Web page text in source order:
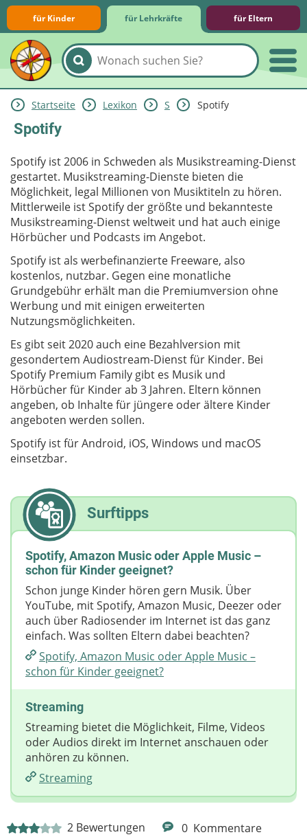
für Kinder für Lehrkräfte für Eltern
Lernmodule
Unterrichts­materialien
Internet-ABC-Schule
Praxishilfen
Aktuelles
Startseite Lexikon S Spotify
Spotify
Spotify ist 2006 in Schweden als Musikstreaming-Dienst
gestartet. Musikstreaming-Dienste bieten die
Möglichkeit, legal Millionen von Musiktiteln zu hören.
Mittlerweile ist Spotify der größte und bekannteste
Musikstreaming-Dienst weltweit und hat auch einige
Hörbücher und Podcasts im Angebot.
Spotify ist als werbefinanzierte Freeware, also
kostenlos, nutzbar. Gegen eine monatliche
Grundgebühr erhält man die Premiumversion ohne
Werbung und mit einigen erweiterten
Nutzungsmöglichkeiten.
Es gibt seit 2020 auch eine Bezahlversion mit
gesondertem Audiostream-Dienst für Kinder. Bei
Spotify Premium Family gibt es Musik und
Hörbücher für Kinder ab 3 Jahren. Eltern können
angeben, ob Inhalte für jüngere oder ältere Kinder
angeboten werden sollen.
Spotify ist für Android, iOS, Windows und macOS
einsetzbar.
2 Bewertungen 0 Kommentare
Surftipps
Spotify, Amazon Music oder Apple Music –
schon für Kinder geeignet?
Schon junge Kinder hören gern Musik. Über
YouTube, mit Spotify, Amazon Music, Deezer oder
auch über Radiosender im Internet ist das ganz
einfach. Was sollten Eltern dabei beachten?
Spotify, Amazon Music oder Apple Music –
schon für Kinder geeignet?
Streaming
Streaming bietet die Möglichkeit, Filme, Videos
oder Audios direkt im Internet anschauen oder
anhören zu können.
Streaming